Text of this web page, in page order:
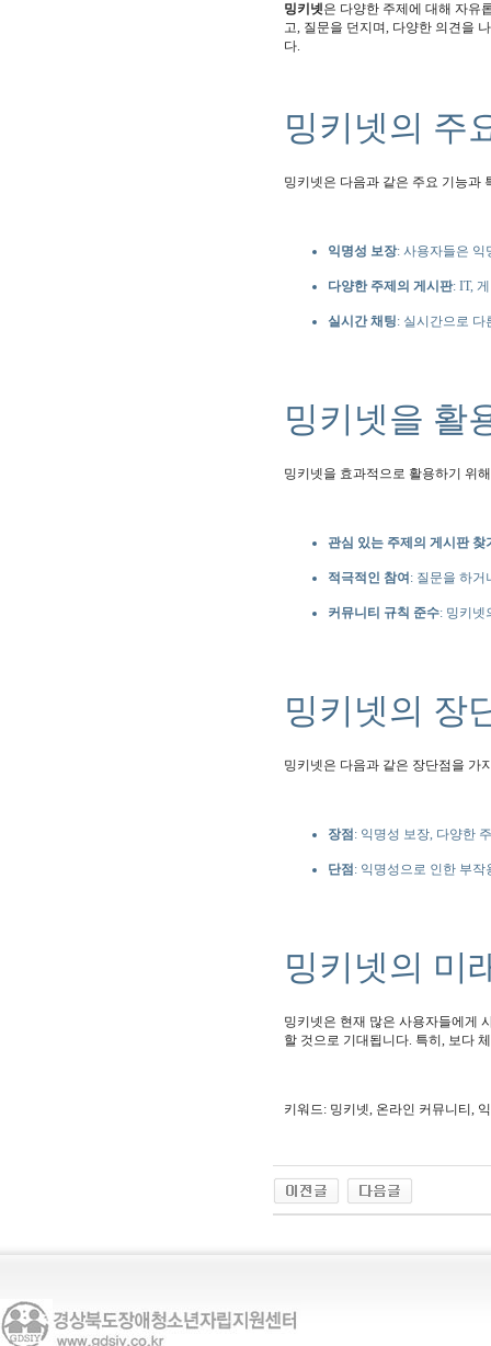
밍키넷은 다양한 주제에 대해 자유
고, 질문을 던지며, 다양한 의견을
다.
밍키넷의 주
밍키넷은 다음과 같은 주요 기능과
익명성 보장: 사용자들은 익
다양한 주제의 게시판: IT,
실시간 채팅: 실시간으로 다
밍키넷을 활
밍키넷을 효과적으로 활용하기 위
관심 있는 주제의 게시판 찾
적극적인 참여 : 질문을 하거
커뮤니티 규칙 준수: 밍키넷
밍키넷의 장
밍키넷은 다음과 같은 장단점을 가
장점 : 익명성 보장, 다양한
단점 : 익명성으로 인한 부
밍키넷의 미
밍키넷은 현재 많은 사용자들에게
할 것으로 기대됩니다. 특히, 보다
키워드: 밍키넷, 온라인 커뮤니티,